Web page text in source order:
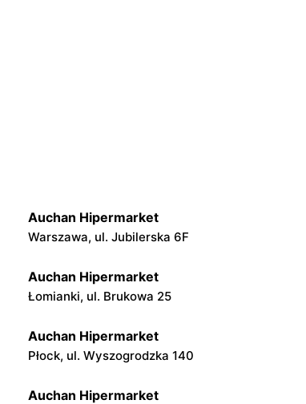
Auchan Hipermarket
Warszawa, ul. Jubilerska 6F
Auchan Hipermarket
Łomianki, ul. Brukowa 25
Auchan Hipermarket
Płock, ul. Wyszogrodzka 140
Auchan Hipermarket